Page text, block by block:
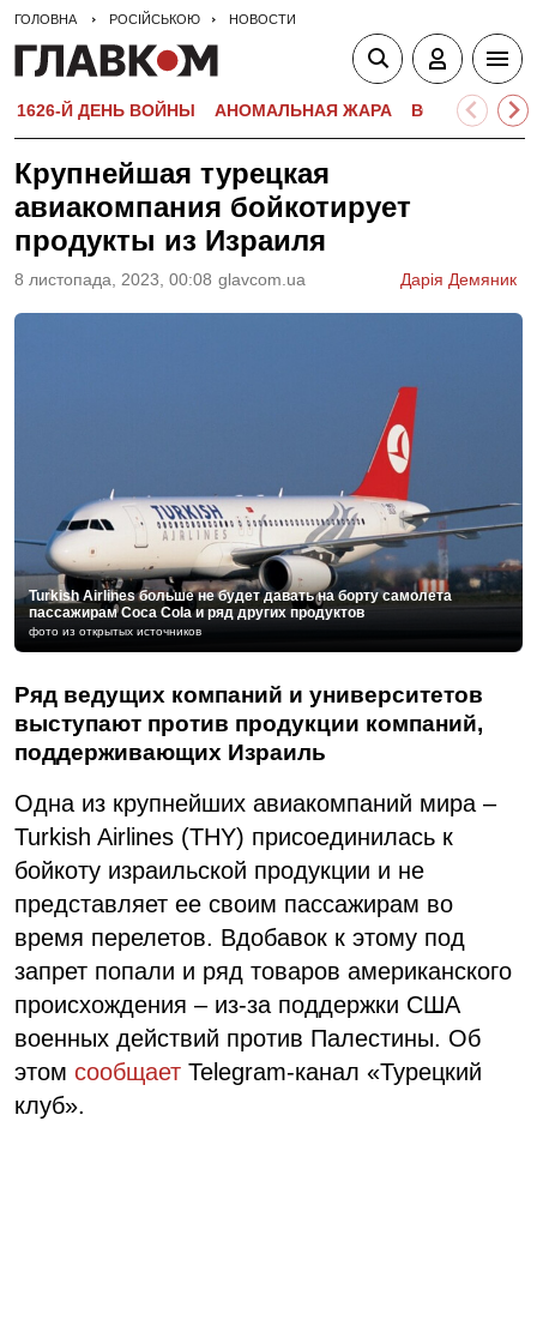
ГОЛОВНА РОСІЙСЬКОЮ НОВОСТИ
1626-Й ДЕНЬ ВОЙНЫ АНОМАЛЬНАЯ ЖАРА
Крупнейшая турецкая
авиакомпания бойкотирует
продукты из Израиля
8 листопада, 2023, 00:08 glavcom.ua Дарія Демяник
Turkish Airlines больше не будет давать на борту самолета
пассажирам Coca Cola и ряд других продуктов
фото из открытых источников
Ряд ведущих компаний и университетов
выступают против продукции компаний,
поддерживающих Израиль
Одна из крупнейших авиакомпаний мира –
Turkish Airlines (THY) присоединилась к
бойкоту израильской продукции и не
представляет ее своим пассажирам во
время перелетов. Вдобавок к этому под
запрет попали и ряд товаров американского
происхождения – из-за поддержки США
военных действий против Палестины. Об
этом сообщает Telegram-канал «Турецкий
клуб».